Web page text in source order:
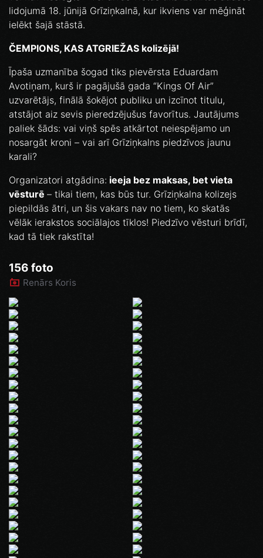
lidojumā 18. jūnijā Grīziņkalnā, kur ikviens var mēģināt
ielēkt šajā stāstā.
ČEMPIONS, KAS ATGRIEŽAS kolizējā!
Īpaša uzmanība šogad tiks pievērsta Eduardam
Avotiņam, kurš ir pagājušā gada “Kings Of Air”
uzvarētājs, finālā šokējot publiku un izcīnot titulu,
atstājot aiz sevis pieredzējušus favorītus. Jautājums
paliek šāds: vai viņš spēs atkārtot neiespējamo un
nosargāt kroni – vai arī Grīziņkalns piedzīvos jaunu
karali?
Organizatori atgādina: ieeja bez maksas, bet vieta
vēsturē – tikai tiem, kas būs tur. Grīziņkalna kolizejs
piepildās ātri, un šis vakars nav no tiem, ko skatās
vēlāk ierakstos sociālajos tīklos! Piedzīvo vēsturi brīdī,
kad tā tiek rakstīta!
156 foto
Renārs Koris